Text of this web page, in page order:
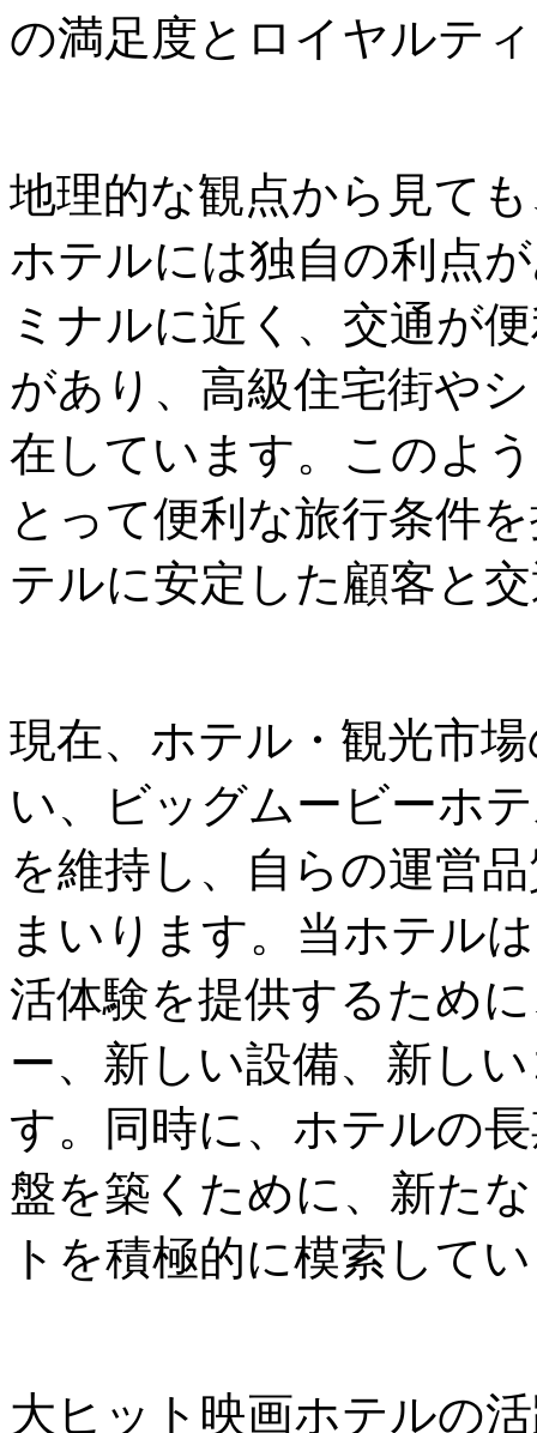
の満足度とロイヤルテ
地理的な観点から見て
ホテルには独自の利点
ミナルに近く、交通が
があり、高級住宅街や
在しています。このよ
とって便利な旅行条件
テルに安定した顧客と
現在、ホテル・観光市
い、ビッグムービーホ
を維持し、自らの運営
まいります。当ホテル
活体験を提供するため
ー、新しい設備、新し
す。同時に、ホテルの
盤を築くために、新た
トを積極的に模索して
大ヒット映画ホテルの